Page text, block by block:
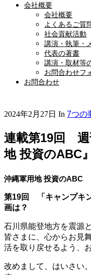
会社概要
会社概要
よくあるご質
社会貢献活動
講演・執筆・
代表の著書
講演・取材等
お問合わせフ
お問合わせ
2024年2月27日 In 7つの
連載第19回 週
地 投資のABC』
沖縄軍用地 投資のABC
第19回 「キャンプキ
画は？
石川県能登地方を震源
皆さまに、心からお見
活を取り戻せるよう、
改めまして、はいさい